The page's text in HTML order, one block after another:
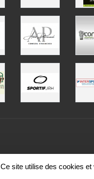
Ce site utilise des cookies